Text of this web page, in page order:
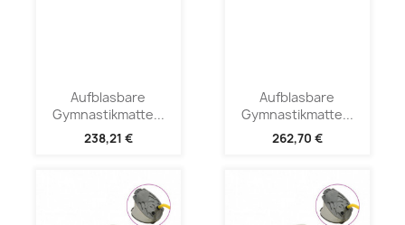
Aufblasbare
Gymnastikmatte...
238,21 €
Aufblasbare
Gymnastikmatte...
262,70 €